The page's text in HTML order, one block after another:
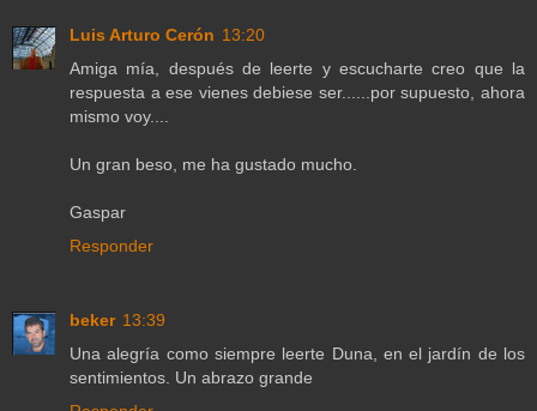
Luis Arturo Cerón 13:20
Amiga mía, después de leerte y escucharte creo que la
respuesta a ese vienes debiese ser......por supuesto, ahora
mismo voy....
Un gran beso, me ha gustado mucho.
Gaspar
Responder
beker 13:39
Una alegría como siempre leerte Duna, en el jardín de los
sentimientos. Un abrazo grande